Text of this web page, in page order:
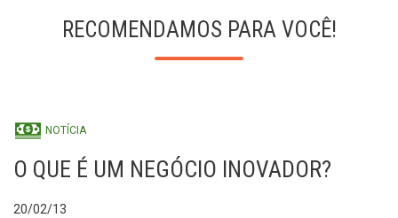
RECOMENDAMOS PARA VOCÊ!
NOTÍCIA
O QUE É UM NEGÓCIO INOVADOR?
20/02/13